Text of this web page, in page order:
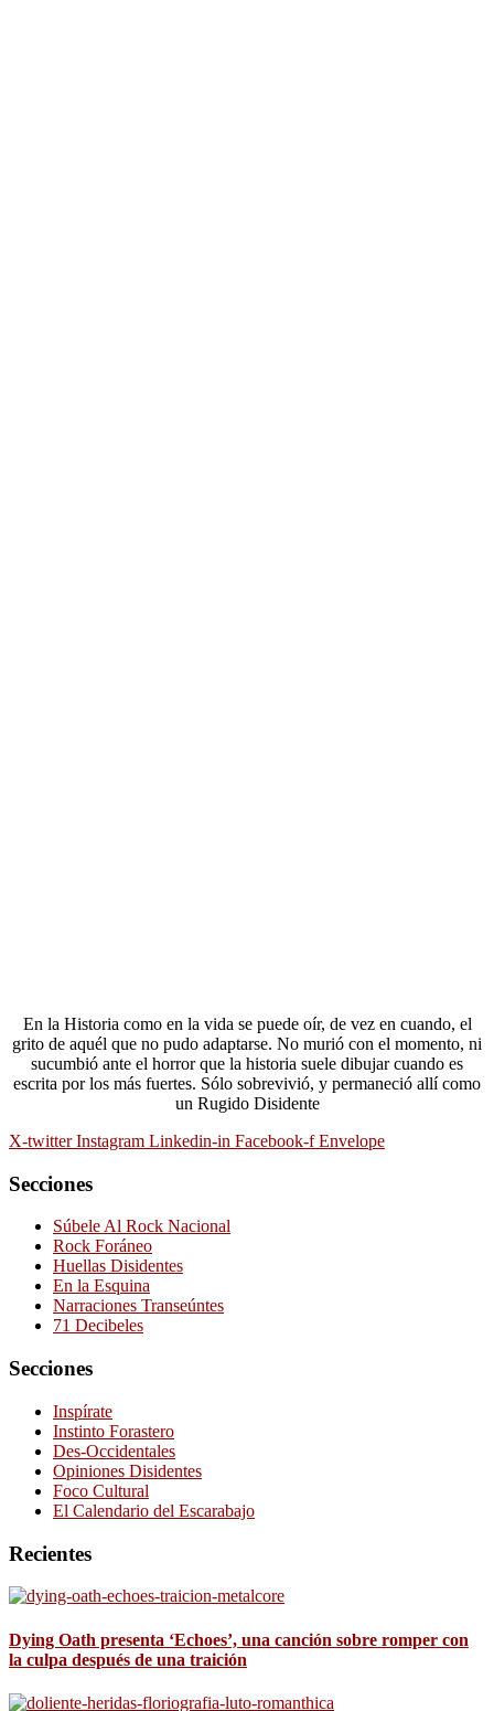
En la Historia como en la vida se puede oír, de vez en cuando, el
grito de aquél que no pudo adaptarse. No murió con el momento, ni
sucumbió ante el horror que la historia suele dibujar cuando es
escrita por los más fuertes. Sólo sobrevivió, y permaneció allí como
un Rugido Disidente
X-twitter Instagram Linkedin-in Facebook-f Envelope
Secciones
Súbele Al Rock Nacional
Rock Foráneo
Huellas Disidentes
En la Esquina
Narraciones Transeúntes
71 Decibeles
Secciones
Inspírate
Instinto Forastero
Des-Occidentales
Opiniones Disidentes
Foco Cultural
El Calendario del Escarabajo
Recientes
Dying Oath presenta ‘Echoes’, una canción sobre romper con
la culpa después de una traición